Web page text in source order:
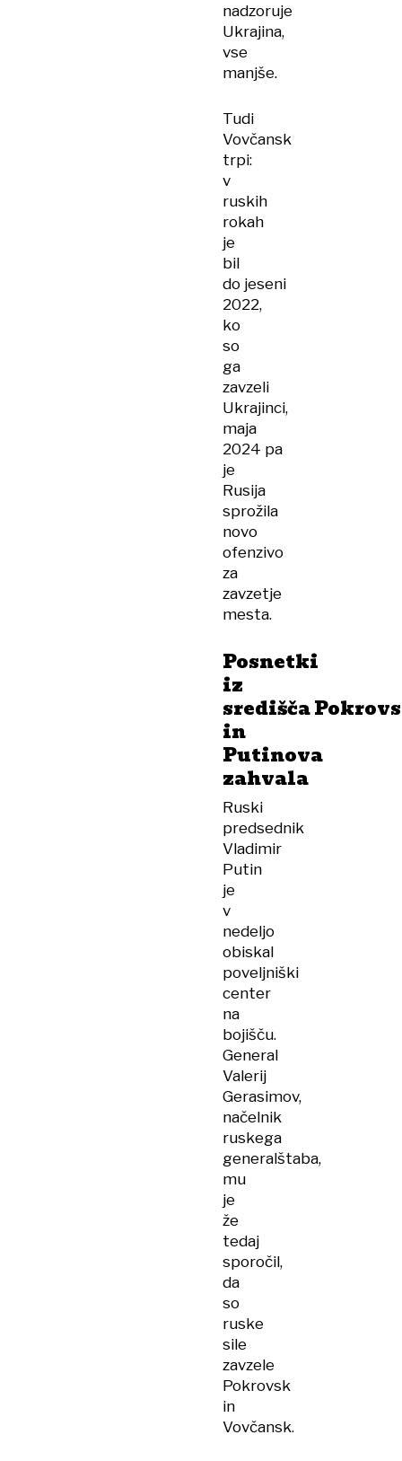
nadzoruje
Ukrajina,
vse
manjše.
Tudi
Vovčansk
trpi:
v
ruskih
rokah
je
bil
do jeseni
2022,
ko
so
ga
zavzeli
Ukrajinci,
maja
2024 pa
je
Rusija
sprožila
novo
ofenzivo
za
zavzetje
mesta.
Posnetki
iz
središča
in
Putinova
zahvala
Ruski
predsednik
Vladimir
Putin
je
v
nedeljo
obiskal
poveljniški
center
na
bojišču.
General
Valerij
Gerasimov,
načelnik
ruskega
generalštaba,
mu
je
že
tedaj
sporočil,
da
so
ruske
sile
zavzele
Pokrovsk
in
Vovčansk.